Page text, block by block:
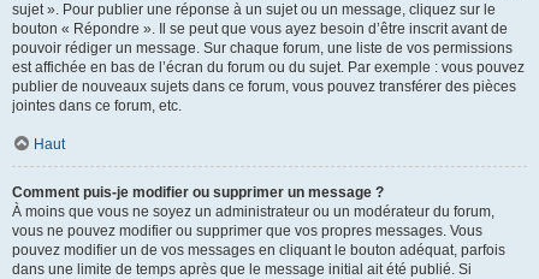
sujet ». Pour publier une réponse à un sujet ou un message, cliquez sur le
bouton « Répondre ». Il se peut que vous ayez besoin d’être inscrit avant de
pouvoir rédiger un message. Sur chaque forum, une liste de vos permissions
est affichée en bas de l’écran du forum ou du sujet. Par exemple : vous pouvez
publier de nouveaux sujets dans ce forum, vous pouvez transférer des pièces
jointes dans ce forum, etc.
Haut
Comment puis-je modifier ou supprimer un message ?
À moins que vous ne soyez un administrateur ou un modérateur du forum,
vous ne pouvez modifier ou supprimer que vos propres messages. Vous
pouvez modifier un de vos messages en cliquant le bouton adéquat, parfois
dans une limite de temps après que le message initial ait été publié. Si